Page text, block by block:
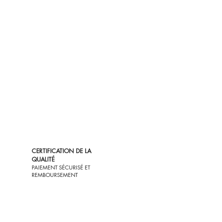
CERTIFICATION DE LA
QUALITÉ
PAIEMENT SÉCURISÉ ET
REMBOURSEMENT